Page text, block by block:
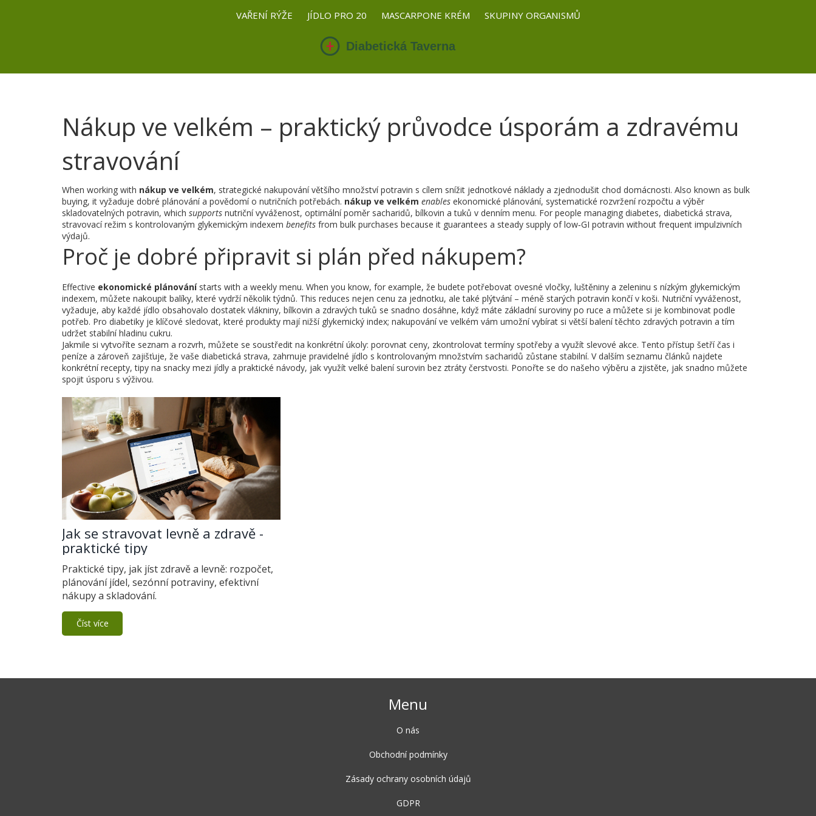
VAŘENÍ RÝŽE JÍDLO PRO 20 MASCARPONE KRÉM SKUPINY ORGANISMŮ
Nákup ve velkém – praktický průvodce úsporám a zdravému
stravování
When working with nákup ve velkém, strategické nakupování většího množství potravin s cílem snížit jednotkové náklady a zjednodušit chod domácnosti. Also known as bulk
buying, it vyžaduje dobré plánování a povědomí o nutričních potřebách. nákup ve velkém enables ekonomické plánování, systematické rozvržení rozpočtu a výběr
skladovatelných potravin, which supports nutriční vyváženost, optimální poměr sacharidů, bílkovin a tuků v denním menu. For people managing diabetes, diabetická strava,
stravovací režim s kontrolovaným glykemickým indexem benefits from bulk purchases because it guarantees a steady supply of low‑GI potravin without frequent impulzivních
výdajů.
Proč je dobré připravit si plán před nákupem?
Effective ekonomické plánovánístarts with a weekly menu. When you know, for example, že budete potřebovat ovesné vločky, luštěniny a zeleninu s nízkým glykemickým
indexem, můžete nakoupit balíky, které vydrží několik týdnů. This reduces nejen cenu za jednotku, ale také plýtvání – méně starých potravin končí v koši. Nutriční vyváženost,
vyžaduje, aby každé jídlo obsahovalo dostatek vlákniny, bílkovin a zdravých tuků se snadno dosáhne, když máte základní suroviny po ruce a můžete si je kombinovat podle
potřeb. Pro diabetiky je klíčové sledovat, které produkty mají nižší glykemický index; nakupování ve velkém vám umožní vybírat si větší balení těchto zdravých potravin a tím
udržet stabilní hladinu cukru.
Jakmile si vytvoříte seznam a rozvrh, můžete se soustředit na konkrétní úkoly: porovnat ceny, zkontrolovat termíny spotřeby a využít slevové akce. Tento přístup šetří čas i
peníze a zároveň zajišťuje, že vaše diabetická strava, zahrnuje pravidelné jídlo s kontrolovaným množstvím sacharidů zůstane stabilní. V dalším seznamu článků najdete
konkrétní recepty, tipy na snacky mezi jídly a praktické návody, jak využít velké balení surovin bez ztráty čerstvosti. Ponořte se do našeho výběru a zjistěte, jak snadno můžete
spojit úsporu s výživou.
Jak se stravovat levně a zdravě -
praktické tipy
Praktické tipy, jak jíst zdravě a levně: rozpočet,
plánování jídel, sezónní potraviny, efektivní
nákupy a skladování.
Číst více
Menu
O nás
Obchodní podmínky
Zásady ochrany osobních údajů
GDPR